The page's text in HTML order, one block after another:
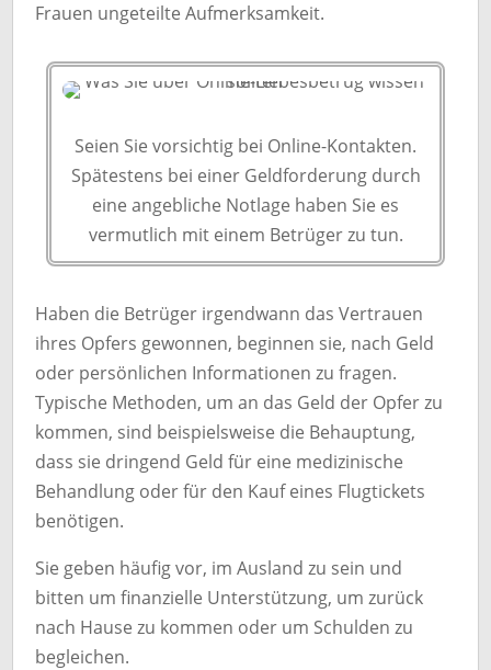
Frauen ungeteilte Aufmerksamkeit.
Seien Sie vorsichtig bei Online-Kontakten.
Spätestens bei einer Geldforderung durch
eine angebliche Notlage haben Sie es
vermutlich mit einem Betrüger zu tun.
Haben die Betrüger irgendwann das Vertrauen
ihres Opfers gewonnen, beginnen sie, nach Geld
oder persönlichen Informationen zu fragen.
Typische Methoden, um an das Geld der Opfer zu
kommen, sind beispielsweise die Behauptung,
dass sie dringend Geld für eine medizinische
Behandlung oder für den Kauf eines Flugtickets
benötigen.
Sie geben häufig vor, im Ausland zu sein und
bitten um finanzielle Unterstützung, um zurück
nach Hause zu kommen oder um Schulden zu
begleichen.